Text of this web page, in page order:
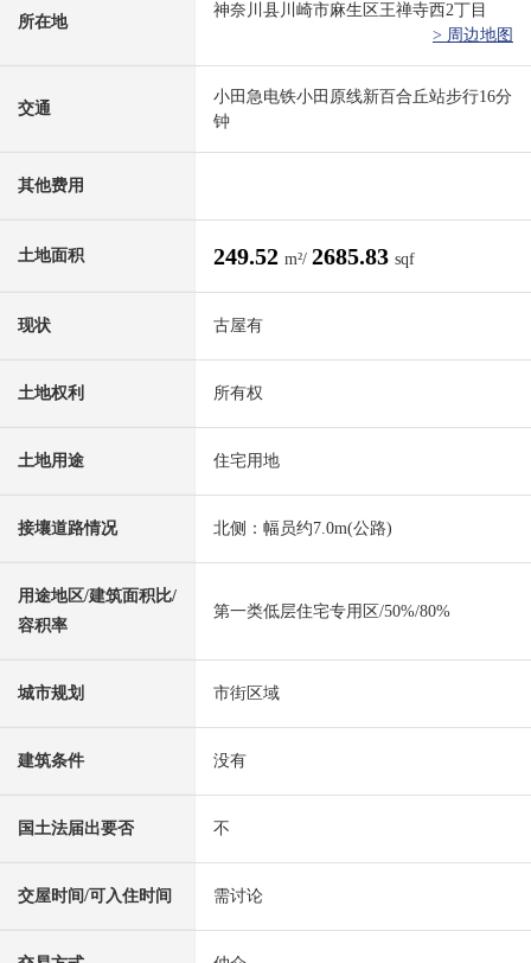
所在地
神奈川县川崎市麻生区王禅寺西2丁目
> 周边地图
交通
小田急电铁小田原线新百合丘站步行16分
钟
其他费用
土地面积 249.52 m²/ 2685.83 sqf
现状 古屋有
土地权利 所有权
土地用途 住宅用地
接壤道路情况 北侧：幅员约7.0m(公路)
用途地区/建筑面积比/
容积率
第一类低层住宅专用区/50%/80%
城市规划 市街区域
建筑条件 没有
国土法届出要否 不
交屋时间/可入住时间 需讨论